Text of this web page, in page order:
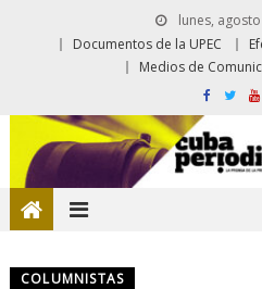
lunes,
Documentos de la UPEC
Medios de
COLUMNISTAS